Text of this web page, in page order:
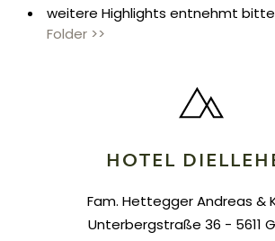
weitere Highlights entnehmt
Folder >>
HOTEL
Fam. Hettegger Andreas &
Unterbergstraße 36 - 5611